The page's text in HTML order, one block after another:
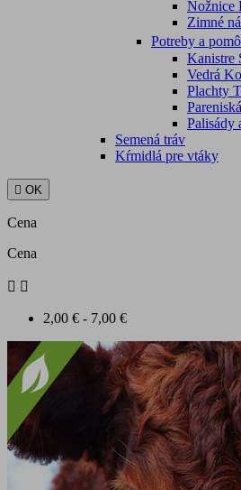
Nožnice
Zimné
Potreby a
Kanistre
Vedrá
Plachty
Palisády
Semená tráv
Kŕmidlá pre vtáky
 OK
Cena
Cena
 
2,00 € - 7,00 €